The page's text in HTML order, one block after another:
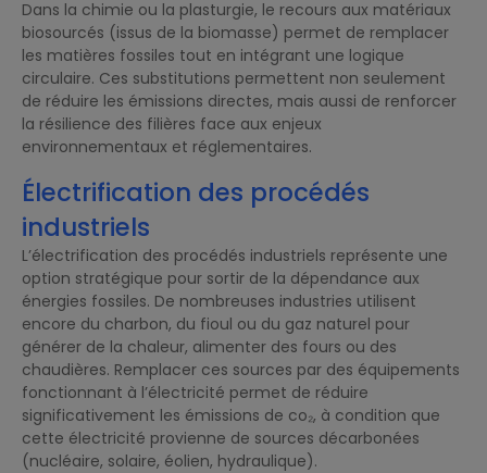
Dans la chimie ou la plasturgie, le recours aux matériaux
biosourcés (issus de la biomasse) permet de remplacer
les matières fossiles tout en intégrant une logique
circulaire. Ces substitutions permettent non seulement
de réduire les émissions directes, mais aussi de renforcer
la résilience des filières face aux enjeux
environnementaux et réglementaires.
Électrification des procédés
industriels
L’électrification des procédés industriels représente une
option stratégique pour sortir de la dépendance aux
énergies fossiles. De nombreuses industries utilisent
encore du charbon, du fioul ou du gaz naturel pour
générer de la chaleur, alimenter des fours ou des
chaudières. Remplacer ces sources par des équipements
fonctionnant à l’électricité permet de réduire
significativement les émissions de co₂, à condition que
cette électricité provienne de sources décarbonées
(nucléaire, solaire, éolien, hydraulique).